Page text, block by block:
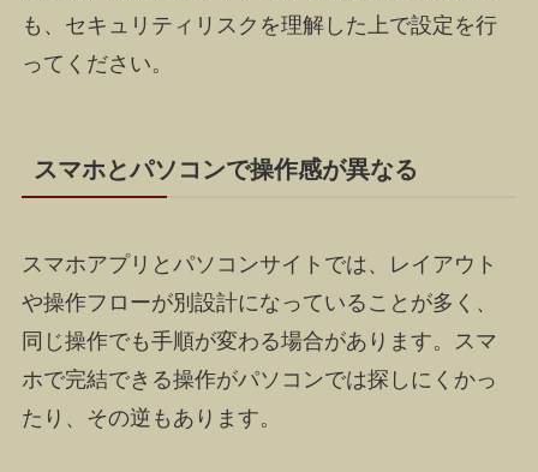
も、セキュリティリスクを理解した上で設定を行
ってください。
スマホとパソコンで操作感が異なる
スマホアプリとパソコンサイトでは、レイアウト
や操作フローが別設計になっていることが多く、
同じ操作でも手順が変わる場合があります。スマ
ホで完結できる操作がパソコンでは探しにくかっ
たり、その逆もあります。